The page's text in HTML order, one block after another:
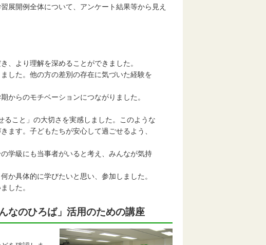
展開例全体について、アンケート結果等から見え
、より理解を深めることができました。
した。他の方の差別の存在に気づいた経験を
からのモチベーションにつながりました。
ること」の大切さを実感しました。このような
す。子どもたちが安心して過ごせるよう、
学級にも当事者がいると考え、みんなが気持
か具体的に学びたいと思い、参加しました。
した。
なのひろば」活用のための講座